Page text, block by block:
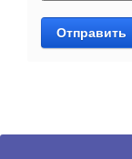
Отправить